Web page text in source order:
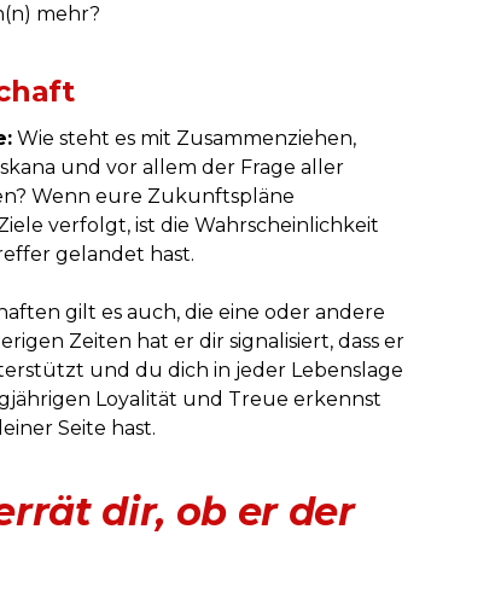
mehr?
Wie steht es mit Zusammenziehen,
und vor allem der Frage aller
Wenn eure Zukunftspläne
verfolgt, ist die Wahrscheinlichkeit
gelandet hast.
gilt es auch, die eine oder andere
Zeiten hat er dir signalisiert, dass er
und du dich in jeder Lebenslage
Loyalität und Treue erkennst
Seite hast.
dir, ob er der